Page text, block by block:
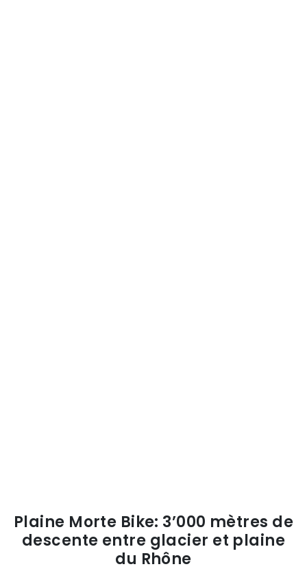
Plaine Morte Bike: 3’000 mètres de
descente entre glacier et plaine
du Rhône